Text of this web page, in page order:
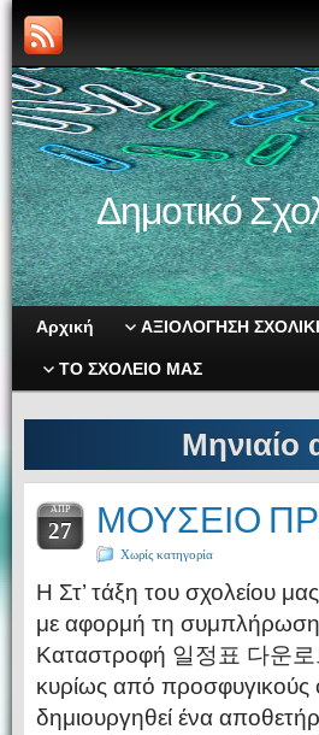
Δημοτικό
Αρχική ΑΞΙΟΛΟΓΗΣΗ
ΤΟ ΣΧΟΛΕΙΟ ΜΑΣ
Μηνιαίο
ΑΠΡ
27 ΜΟΥΣΕΙΟ
Χωρίς κατηγορία
Η Στ’ τάξη του σχολείου
με αφορμή τη
Καταστροφή 일정표 다운로
κυρίως από προσφυγικούς
δημιουργηθεί ένα